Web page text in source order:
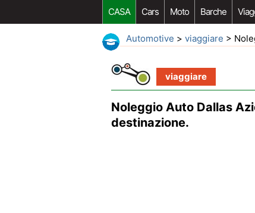
CASA Cars Moto Barche
Automotive > viaggiare >
viaggiare
Noleggio Auto Dallas
destinazione.